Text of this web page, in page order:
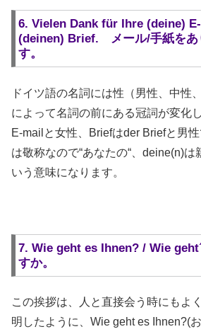
6. Vielen Dank für Ihre (deine)
(deinen) Brief. メール/手紙をあ
す。
ドイツ語の名詞には性（男性、中性
によって名詞の前にある冠詞が変化
E-mailと女性、Briefはder Briefと男
は敬称なので“あなたの“、deine(n)は
いう意味になります。
7. Wie geht es Ihnen? / Wie
すか。
この挨拶は、人と直接会う時にもよ
明したように、Wie geht es Ihnen?(